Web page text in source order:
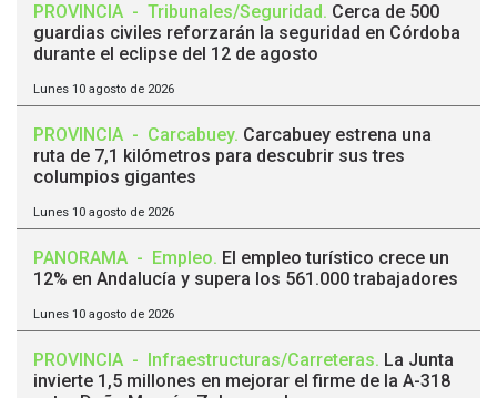
PROVINCIA - Tribunales/Seguridad. Cerca de 500
guardias civiles reforzarán la seguridad en Córdoba
durante el eclipse del 12 de agosto
Lunes 10 agosto de 2026
PROVINCIA - Carcabuey. Carcabuey estrena una
ruta de 7,1 kilómetros para descubrir sus tres
columpios gigantes
Lunes 10 agosto de 2026
PANORAMA - Empleo. El empleo turístico crece un
12% en Andalucía y supera los 561.000 trabajadores
Lunes 10 agosto de 2026
PROVINCIA - Infraestructuras/Carreteras. La Junta
invierte 1,5 millones en mejorar el firme de la A-318